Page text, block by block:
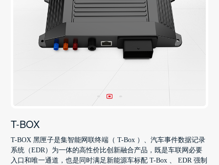
T-BOX
T-BOX 黑匣子是集智能网联终端（ T-Box ）、汽车事件数据记录
系统（EDR）为一体的高性价比创新融合产品，既是车联网必要
入口和唯一通道，也是同时满足新能源车标配 T-Box 、 EDR 强制